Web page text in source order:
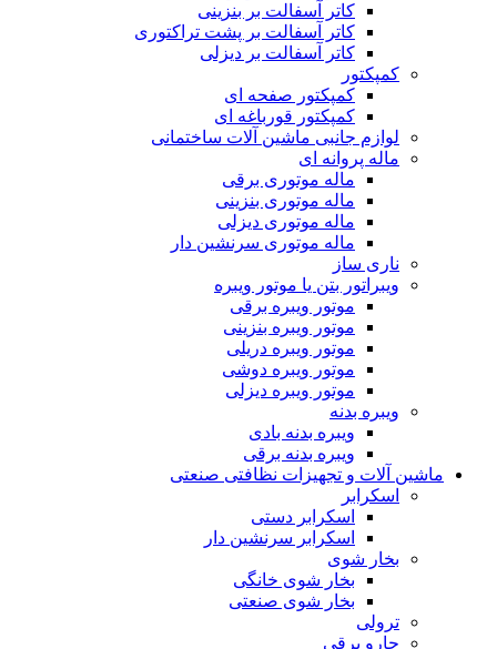
کاتر آسفالت بر بنزینی
کاتر آسفالت بر پشت تراکتوری
کاتر آسفالت بر دیزلی
کمپکتور
کمپکتور صفحه ای
کمپکتور قورباغه ای
لوازم جانبی ماشین آلات ساختمانی
ماله پروانه ای
ماله موتوری برقی
ماله موتوری بنزینی
ماله موتوری دیزلی
ماله موتوری سرنشین دار
ناری ساز
ویبراتور بتن یا موتور ویبره
موتور ویبره برقی
موتور ویبره بنزینی
موتور ویبره دریلی
موتور ویبره دوشی
موتور ویبره دیزلی
ویبره بدنه
ویبره بدنه بادی
ویبره بدنه برقی
ماشین آلات و تجهیزات نظافتی صنعتی
اسکرابر
اسکرابر دستی
اسکرابر سرنشین دار
بخار شوی
بخار شوی خانگی
بخار شوی صنعتی
ترولی
جارو برقی